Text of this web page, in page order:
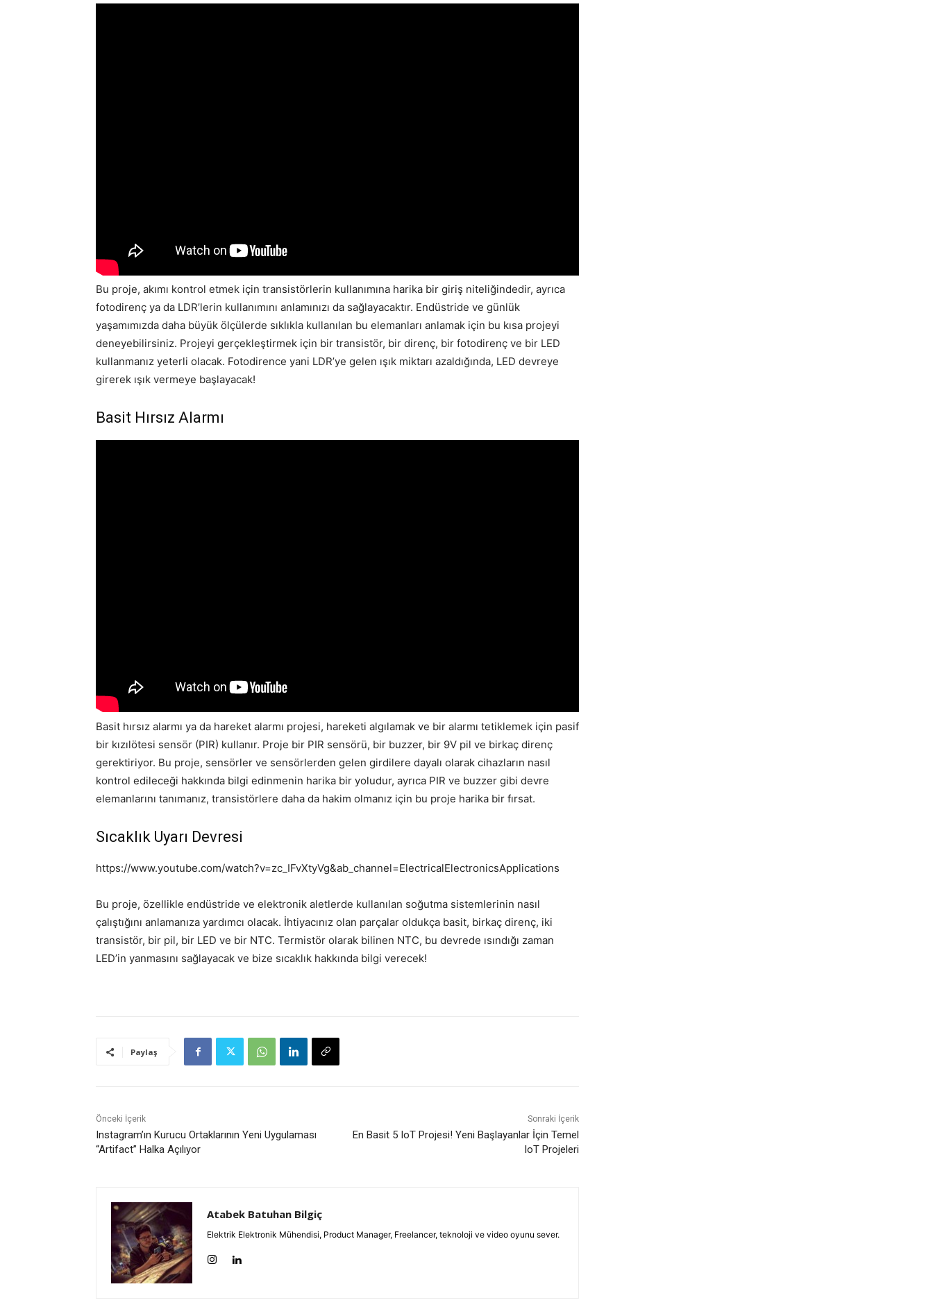
Bu proje, akımı kontrol etmek için transistörlerin kullanımına harika bir giriş niteliğindedir, ayrıca
fotodirenç ya da LDR’lerin kullanımını anlamınızı da sağlayacaktır. Endüstride ve günlük
yaşamımızda daha büyük ölçülerde sıklıkla kullanılan bu elemanları anlamak için bu kısa projeyi
deneyebilirsiniz. Projeyi gerçekleştirmek için bir transistör, bir direnç, bir fotodirenç ve bir LED
kullanmanız yeterli olacak. Fotodirence yani LDR’ye gelen ışık miktarı azaldığında, LED devreye
girerek ışık vermeye başlayacak!
Basit Hırsız Alarmı
Basit hırsız alarmı ya da hareket alarmı projesi, hareketi algılamak ve bir alarmı tetiklemek için pasif
bir kızılötesi sensör (PIR) kullanır. Proje bir PIR sensörü, bir buzzer, bir 9V pil ve birkaç direnç
gerektiriyor. Bu proje, sensörler ve sensörlerden gelen girdilere dayalı olarak cihazların nasıl
kontrol edileceği hakkında bilgi edinmenin harika bir yoludur, ayrıca PIR ve buzzer gibi devre
elemanlarını tanımanız, transistörlere daha da hakim olmanız için bu proje harika bir fırsat.
Sıcaklık Uyarı Devresi
https://www.youtube.com/watch?v=zc_IFvXtyVg&ab_channel=ElectricalElectronicsApplications
Bu proje, özellikle endüstride ve elektronik aletlerde kullanılan soğutma sistemlerinin nasıl
çalıştığını anlamanıza yardımcı olacak. İhtiyacınız olan parçalar oldukça basit, birkaç direnç, iki
transistör, bir pil, bir LED ve bir NTC. Termistör olarak bilinen NTC, bu devrede ısındığı zaman
LED’in yanmasını sağlayacak ve bize sıcaklık hakkında bilgi verecek!
Paylaş
Önceki İçerik
Instagram’ın Kurucu Ortaklarının Yeni Uygulaması
“Artifact” Halka Açılıyor
Sonraki İçerik
En Basit 5 IoT Projesi! Yeni Başlayanlar İçin Temel
IoT Projeleri
Atabek Batuhan Bilgiç
Elektrik Elektronik Mühendisi, Product Manager, Freelancer, teknoloji ve video oyunu sever.